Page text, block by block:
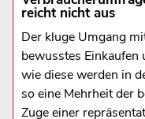
reicht nicht aus
Der kluge Umgang
bewusstes Einkaufen
wie diese werden in
so eine Mehrheit der
Zuge einer